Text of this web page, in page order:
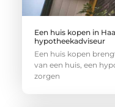
Een huis kopen in
hypotheekadviseur
Een huis kopen
van een huis, een
zorgen